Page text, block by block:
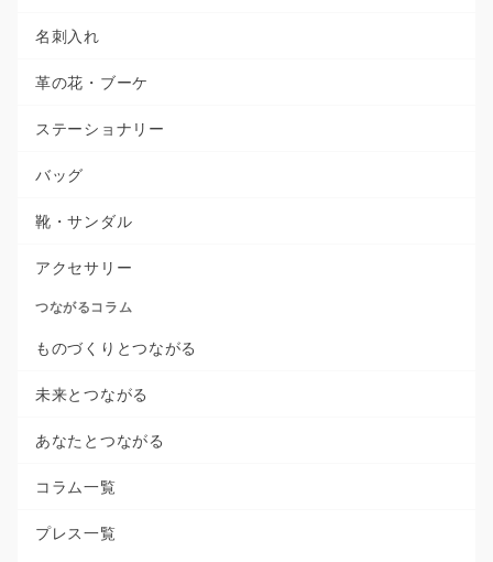
名刺入れ
革の花・ブーケ
ステーショナリー
バッグ
靴・サンダル
アクセサリー
つながるコラム
ものづくりとつながる
未来とつながる
あなたとつながる
コラム一覧
プレス一覧